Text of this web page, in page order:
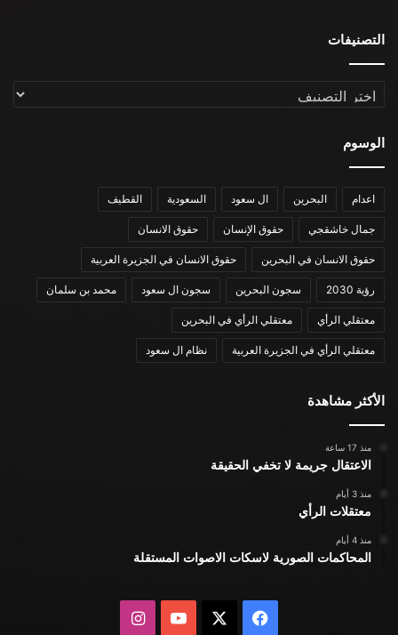
التصنيفات
التصنيفات
الوسوم
اعدام البحرين ال سعود السعودية القطيف
جمال خاشقجي حقوق الإنسان حقوق الانسان
حقوق الانسان في البحرين حقوق الانسان في الجزيرة العربية
رؤية 2030 سجون البحرين سجون ال سعود محمد بن سلمان
معتقلي الرأي معتقلي الرأي في البحرين
معتقلي الرأي في الجزيرة العربية نظام ال سعود
الأكثر مشاهدة
منذ 17 ساعة
الاعتقال جريمة لا تخفي الحقيقة
منذ 3 أيام
معتقلات الرأي
منذ 4 أيام
المحاكمات الصورية لاسكات الاصوات المستقلة
فيسبوك يوتيوبانستقرام